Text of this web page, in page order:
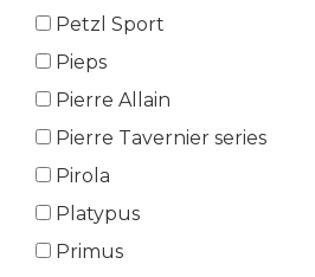
Petzl Sport
Pieps
Pierre Allain
Pierre Tavernier series
Pirola
Platypus
Primus